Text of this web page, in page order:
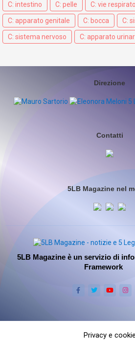
C: intestino C: pelle C: vie
C: apparato genitale C: bocca C:
C: sistema nervoso C: apparato
Direzione
Contatti
5LB Magazine nel
5LB Magazine è un servizio di
Framework
Privacy e cookie